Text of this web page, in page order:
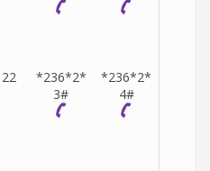
*236*2*
3#
*236*2*
4#